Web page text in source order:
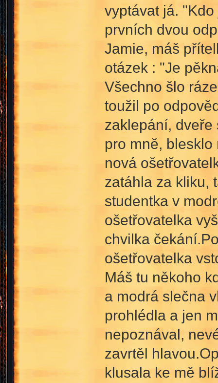
vyptávat já.
prvních dvou
Jamie, máš
otázek : "Je
Všechno šlo
toužil po
zaklepání, dveře
pro mně,
nová
zatáhla za kliku,
studentka v
ošetřovatelka
chvilka
ošetřovatelka
Máš tu někoho
a modrá slečna
prohlédla a jen
nepoznával,
zavrtěl
klusala ke mě